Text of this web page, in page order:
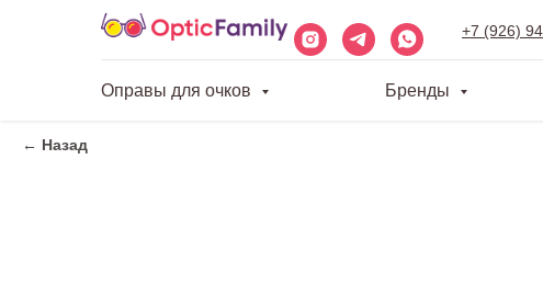
+7 (926)
Оправы для очков Бренды
← Назад